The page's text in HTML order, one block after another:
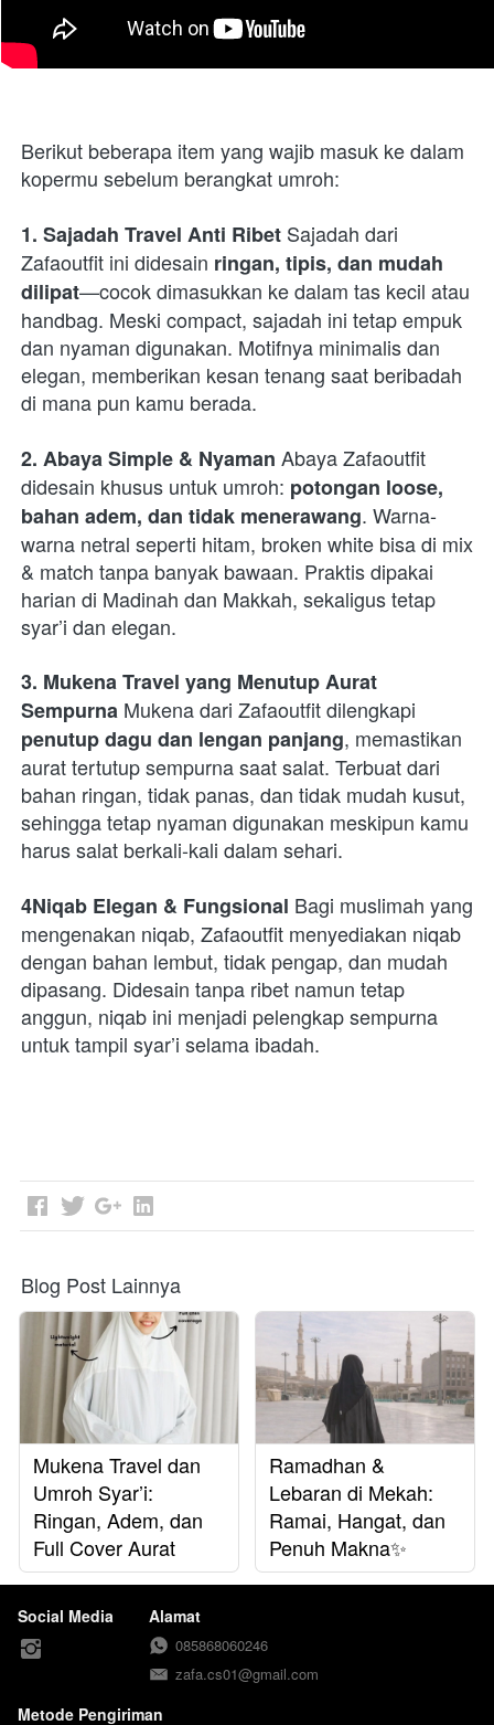
Berikut beberapa item yang wajib masuk ke dalam
kopermu sebelum berangkat umroh:
1. Sajadah Travel Anti Ribet Sajadah dari
Zafaoutfit ini didesain ringan, tipis, dan mudah
dilipat—cocok dimasukkan ke dalam tas kecil atau
handbag. Meski compact, sajadah ini tetap empuk
dan nyaman digunakan. Motifnya minimalis dan
elegan, memberikan kesan tenang saat beribadah
di mana pun kamu berada.
2. Abaya Simple & Nyaman Abaya Zafaoutfit
didesain khusus untuk umroh: potongan loose,
bahan adem, dan tidak menerawang. Warna-
warna netral seperti hitam, broken white bisa di mix
& match tanpa banyak bawaan. Praktis dipakai
harian di Madinah dan Makkah, sekaligus tetap
syar’i dan elegan.
3. Mukena Travel yang Menutup Aurat
Sempurna
penutup dagu dan lengan panjang, memastikan
aurat tertutup sempurna saat salat. Terbuat dari
bahan ringan, tidak panas, dan tidak mudah kusut,
sehingga tetap nyaman digunakan meskipun kamu
harus salat berkali-kali dalam sehari.
4Niqab Elegan & Fungsional Bagi muslimah yang
mengenakan niqab, Zafaoutfit menyediakan niqab
dengan bahan lembut, tidak pengap, dan mudah
dipasang. Didesain tanpa ribet namun tetap
anggun, niqab ini menjadi pelengkap sempurna
untuk tampil syar’i selama ibadah.
Blog Post Lainnya
Mukena Travel dan
Umroh Syar’i:
Ringan, Adem, dan
Full Cover Aurat
Ramadhan &
Lebaran di Mekah:
Ramai, Hangat, dan
Penuh Makna✨
Social Media Alamat
085868060246
zafa.cs01@gmail.com
Metode Pengiriman